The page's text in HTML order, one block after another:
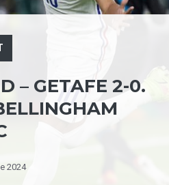
– GETAFE 2-0.
2024